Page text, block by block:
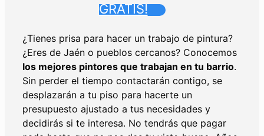
GRATIS!
¿Tienes prisa para hacer un trabajo de pintura?
¿Eres de Jaén o pueblos cercanos? Conocemos
los mejores pintores que trabajan en tu barrio.
Sin perder el tiempo contactarán contigo, se
desplazarán a tu piso para hacerte un
presupuesto ajustado a tus necesidades y
decidirás si te interesa. No tendrás que pagar